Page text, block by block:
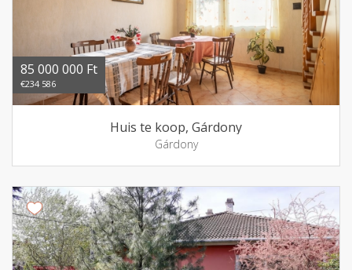
85 000 000 Ft
€234 586
Huis te koop, Gárdony
Gárdony